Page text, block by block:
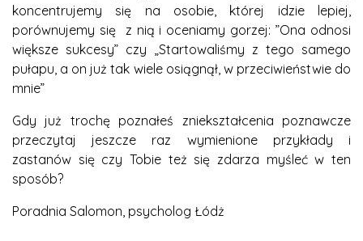
koncentrujemy się na osobie, której idzie lepiej,
porównujemy się z nią i oceniamy gorzej: ”Ona odnosi
większe sukcesy” czy „Startowaliśmy z tego samego
pułapu, a on już tak wiele osiągnął, w przeciwieństwie do
mnie”
Gdy już trochę poznałeś zniekształcenia poznawcze
przeczytaj jeszcze raz wymienione przykłady i
zastanów się czy Tobie też się zdarza myśleć w ten
sposób?
Poradnia Salomon, psycholog Łódż